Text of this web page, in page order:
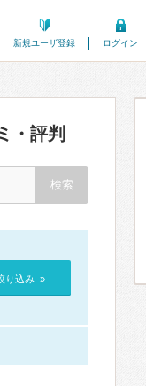
新規ユーザ登録 ログイン
・評判
り込み »